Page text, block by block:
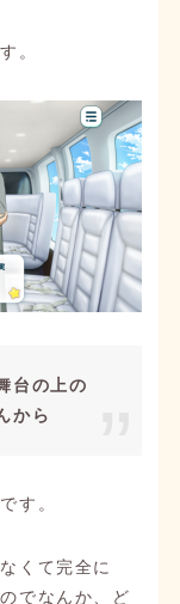
。
台の上の
から
す。
くて完全に
でなんか、ど